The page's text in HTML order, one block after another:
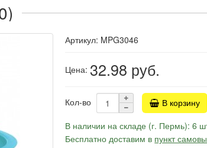
Артикул: MPG3046
Цена: 32.98 руб.
Кол-во В корзину
В наличии на складе (г. Пермь): 6
Бесплатно доставим в пункт